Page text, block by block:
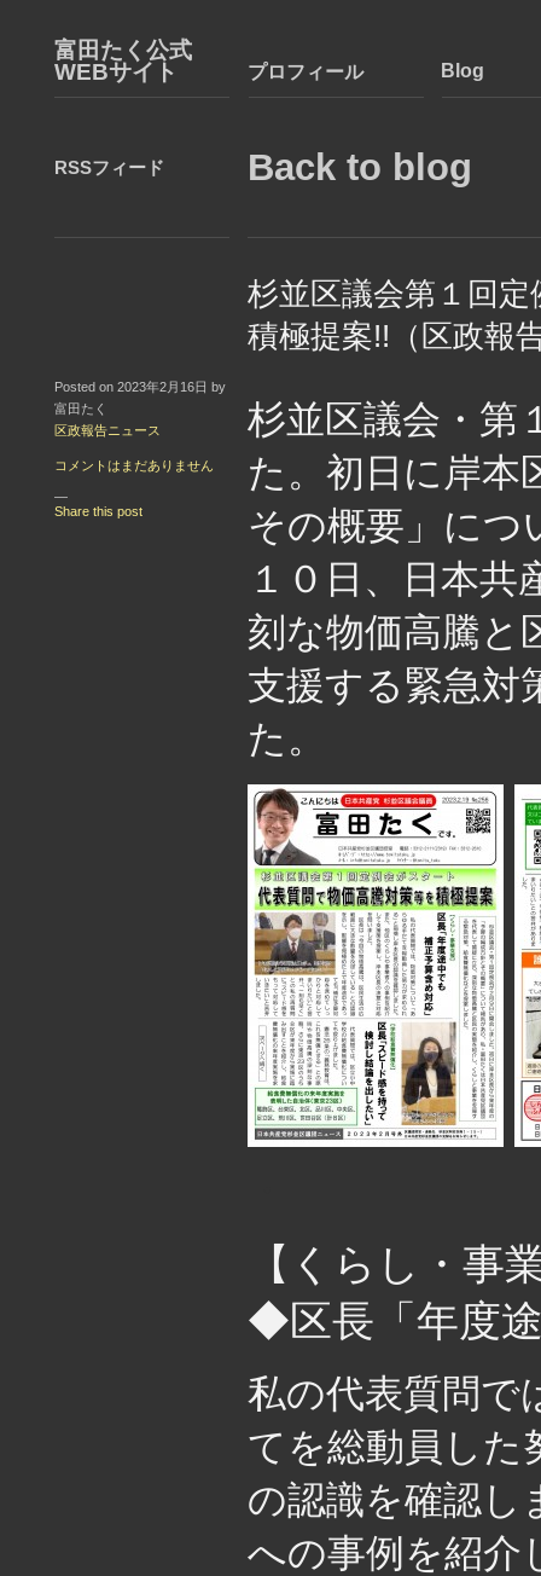
富田たく公式
WEBサイト
プロフィール Blog
RSSフィード Back to blog
杉並区議会第１回
積極提案!!（区政報
Posted on 2023年2月16日 by
富田たく
区政報告ニュース
コメントはまだありません
—
Share this post
杉並区議会・第
た。初日に岸本
その概要」につ
１０日、日本共
刻な物価高騰と
支援する緊急対
た。
【くらし・事
◆区長「年度
私の代表質問で
てを総動員した
の認識を確認し
への事例を紹介